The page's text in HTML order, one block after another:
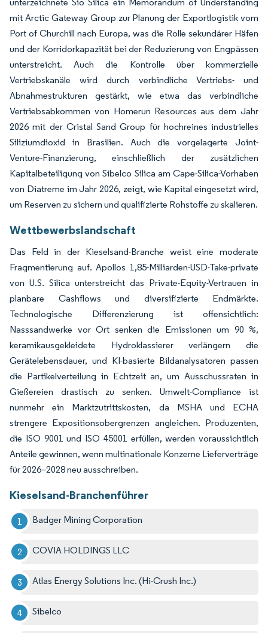
mit Arctic Gateway Group zur Planung der Exportlogistik vom
Port of Churchill nach Europa, was die Rolle sekundärer Häfen
und der Korridorkapazität bei der Reduzierung von Engpässen
unterstreicht. Auch die Kontrolle über kommerzielle
Vertriebskanäle wird durch verbindliche Vertriebs- und
Abnahmestrukturen gestärkt, wie etwa das verbindliche
Vertriebsabkommen von Homerun Resources aus dem Jahr
2026 mit der Cristal Sand Group für hochreines industrielles
Siliziumdioxid in Brasilien. Auch die vorgelagerte Joint-
Venture-Finanzierung, einschließlich der zusätzlichen
Kapitalbeteiligung von Sibelco Silica am Cape-Silica-Vorhaben
von Diatreme im Jahr 2026, zeigt, wie Kapital eingesetzt wird,
um Reserven zu sichern und qualifizierte Rohstoffe zu skalieren.
Wettbewerbslandschaft
Das Feld in der Kieselsand-Branche weist eine moderate
Fragmentierung auf. Apollos 1,85-Milliarden-USD-Take-private
von U.S. Silica unterstreicht das Private-Equity-Vertrauen in
planbare Cashflows und diversifizierte Endmärkte.
Technologische Differenzierung ist offensichtlich:
Nasssandwerke vor Ort senken die Emissionen um 90 %,
keramikausgekleidete Hydroklassierer verlängern die
Gerätelebensdauer, und KI-basierte Bildanalysatoren passen
die Partikelverteilung in Echtzeit an, um Ausschussraten in
Gießereien drastisch zu senken. Umwelt-Compliance ist
nunmehr ein Marktzutrittskosten, da MSHA und ECHA
strengere Expositionsobergrenzen angleichen. Produzenten,
die ISO 9001 und ISO 45001 erfüllen, werden voraussichtlich
Anteile gewinnen, wenn multinationale Konzerne Lieferverträge
für 2026–2028 neu ausschreiben.
Kieselsand-Branchenführer
Badger Mining Corporation
COVIA HOLDINGS LLC
Atlas Energy Solutions Inc. (Hi-Crush Inc.)
Sibelco